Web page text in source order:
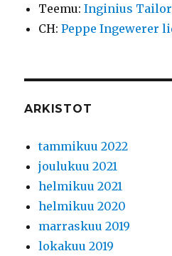
Teemu:Inginius
CH:Peppe Ingewerer
ARKISTOT
tammikuu 2022
joulukuu 2021
helmikuu 2021
helmikuu 2020
marraskuu 2019
lokakuu 2019